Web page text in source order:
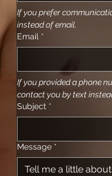
If you prefer
instead of email.
Email *
If you provided a phone
contact you by text
Subject *
Message *